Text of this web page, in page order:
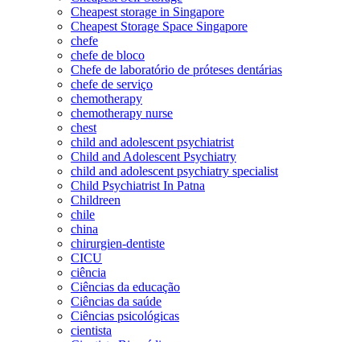
Cheapest storage in Singapore
Cheapest Storage Space Singapore
chefe
chefe de bloco
Chefe de laboratório de próteses dentárias
chefe de serviço
chemotherapy
chemotherapy nurse
chest
child and adolescent psychiatrist
Child and Adolescent Psychiatry
child and adolescent psychiatry specialist
Child Psychiatrist In Patna
Childreen
chile
china
chirurgien-dentiste
CICU
ciência
Ciências da educação
Ciências da saúde
Ciências psicológicas
cientista